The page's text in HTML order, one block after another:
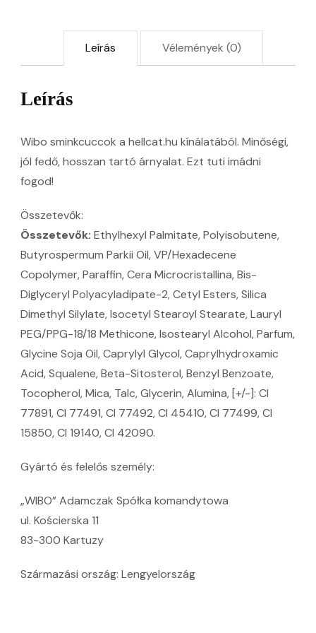
Leírás Vélemények (0)
Leírás
Wibo sminkcuccok a hellcat.hu kínálatából. Minőségi,
jól fedő, hosszan tartó árnyalat. Ezt tuti imádni
fogod!
Összetevők:
Összetevők: Ethylhexyl Palmitate, Polyisobutene,
Butyrospermum Parkii Oil, VP/Hexadecene
Copolymer, Paraffin, Cera Microcristallina, Bis-
Diglyceryl Polyacyladipate-2, Cetyl Esters, Silica
Dimethyl Silylate, Isocetyl Stearoyl Stearate, Lauryl
PEG/PPG-18/18 Methicone, Isostearyl Alcohol, Parfum,
Glycine Soja Oil, Caprylyl Glycol, Caprylhydroxamic
Acid, Squalene, Beta-Sitosterol, Benzyl Benzoate,
Tocopherol, Mica, Talc, Glycerin, Alumina, [+/-]: CI
77891, CI 77491, CI 77492, CI 45410, CI 77499, CI
15850, CI 19140, CI 42090.
Gyártó és felelős személy:
„WIBO” Adamczak Spółka komandytowa
ul. Kościerska 11
83-300 Kartuzy
Származási ország: Lengyelország